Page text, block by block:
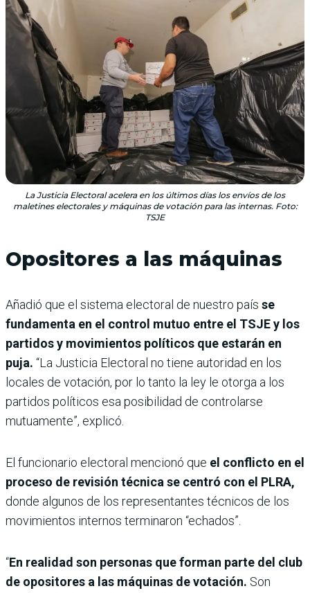
La Justicia Electoral acelera en los últimos días los envíos de los
maletines electorales y máquinas de votación para las internas. Foto:
TSJE
Opositores a las máquinas
Añadió que el sistema electoral de nuestro país se
fundamenta en el control mutuo entre el TSJE y los
partidos y movimientos políticos que estarán en
puja. “La Justicia Electoral no tiene autoridad en los
locales de votación, por lo tanto la ley le otorga a los
partidos políticos esa posibilidad de controlarse
mutuamente”, explicó.
El funcionario electoral mencionó que el conflicto en el
proceso de revisión técnica se centró con el PLRA,
donde algunos de los representantes técnicos de los
movimientos internos terminaron “echados”.
“En realidad son personas que forman parte del club
de opositores a las máquinas de votación. Son